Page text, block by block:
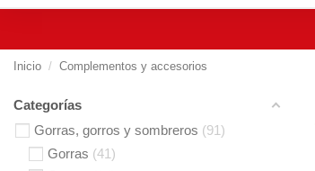
Inicio Complementos y accesorios
Categorías
Gorras, gorros y sombreros
91
Gorras 41